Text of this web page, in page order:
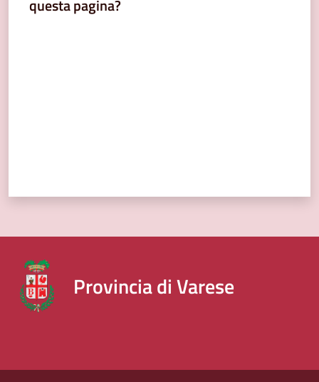
questa pagina?
Provincia di Varese